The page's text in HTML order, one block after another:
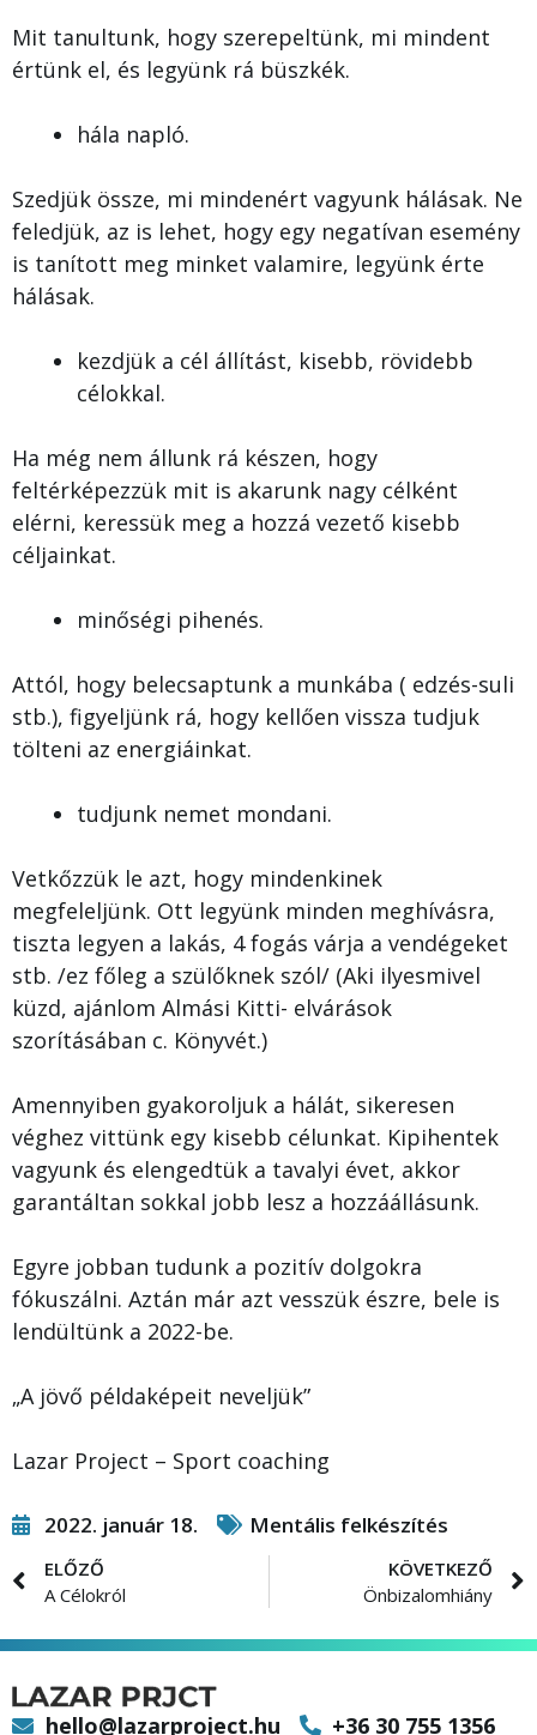
Mit tanultunk, hogy szerepeltünk, mi mindent
értünk el, és legyünk rá büszkék.
hála napló.
Szedjük össze, mi mindenért vagyunk hálásak. Ne
feledjük, az is lehet, hogy egy negatívan esemény
is tanított meg minket valamire, legyünk érte
hálásak.
kezdjük a cél állítást, kisebb, rövidebb
célokkal.
Ha még nem állunk rá készen, hogy
feltérképezzük mit is akarunk nagy célként
elérni, keressük meg a hozzá vezető kisebb
céljainkat.
minőségi pihenés.
Attól, hogy belecsaptunk a munkába ( edzés-suli
stb.), figyeljünk rá, hogy kellően vissza tudjuk
tölteni az energiáinkat.
tudjunk nemet mondani.
Vetkőzzük le azt, hogy mindenkinek
megfeleljünk. Ott legyünk minden meghívásra,
tiszta legyen a lakás, 4 fogás várja a vendégeket
stb. /ez főleg a szülőknek szól/ (Aki ilyesmivel
küzd, ajánlom Almási Kitti- elvárások
szorításában c. Könyvét.)
Amennyiben gyakoroljuk a hálát, sikeresen
véghez vittünk egy kisebb célunkat. Kipihentek
vagyunk és elengedtük a tavalyi évet, akkor
garantáltan sokkal jobb lesz a hozzáállásunk.
Egyre jobban tudunk a pozitív dolgokra
fókuszálni. Aztán már azt vesszük észre, bele is
lendültünk a 2022-be.
„A jövő példaképeit neveljük”
Lazar Project – Sport coaching
2022. január 18. Mentális felkészítés
ELŐZŐ
A Célokról
KÖVETKEZŐ
Önbizalomhiány
hello@lazarproject.hu +36 30 755 1356